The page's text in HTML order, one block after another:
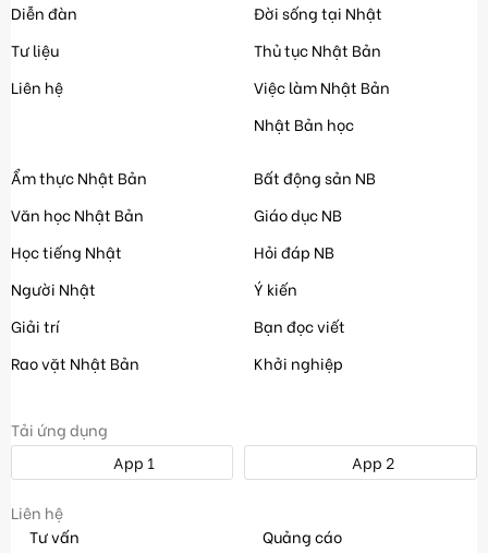
Diễn đàn
Tư liệu
Liên hệ
Đời sống tại Nhật
Thủ tục Nhật Bản
Việc làm Nhật Bản
Nhật Bản học
Ẩm thực Nhật Bản
Văn học Nhật Bản
Học tiếng Nhật
Người Nhật
Giải trí
Rao vặt Nhật Bản
Bất động sản NB
Giáo dục NB
Hỏi đáp NB
Ý kiến
Bạn đọc viết
Khởi nghiệp
Tải ứng dụng
App 1
App 2
Liên hệ
Tư vấn
Quảng cáo